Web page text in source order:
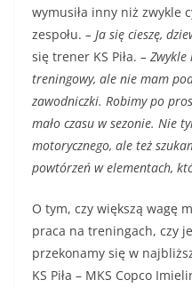
wymusiła inny niż zwykle
zespołu. – Ja się cieszę,
się trener KS Piła. – Zwykle
treningowy, ale nie mam
zawodniczki. Robimy po
mało czasu w sezonie. Nie
motorycznego, ale też
powtórzeń w elementach,
O tym, czy większą wagę
praca na treningach, czy
przekonamy się w
KS Piła – MKS Copco